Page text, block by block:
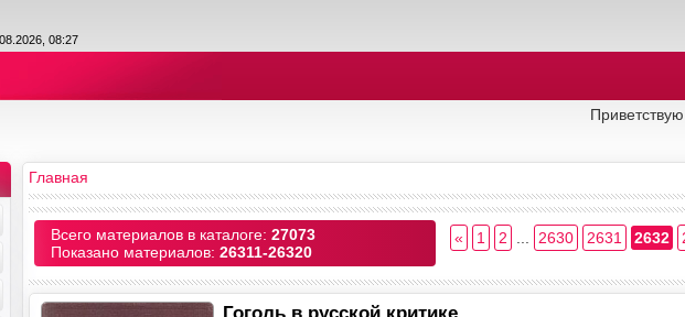
08:27
Главная
Всего материалов в каталоге:27073
Показано материалов:26311-26320
« 1 2 2630 2631 2632
Гоголь в русской критике